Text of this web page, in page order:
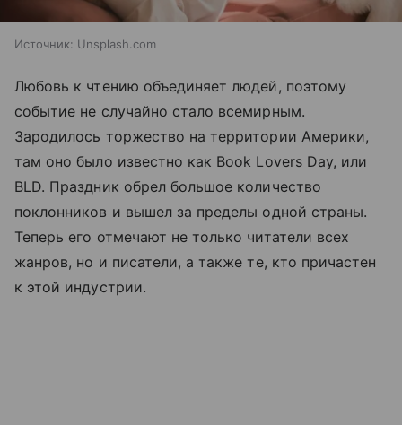
Источник: Unsplash.com
Любовь к чтению объединяет людей, поэтому
событие не случайно стало всемирным.
Зародилось торжество на территории Америки,
там оно было известно как Book Lovers Day, или
BLD. Праздник обрел большое количество
поклонников и вышел за пределы одной страны.
Теперь его отмечают не только читатели всех
жанров, но и писатели, а также те, кто причастен
к этой индустрии.